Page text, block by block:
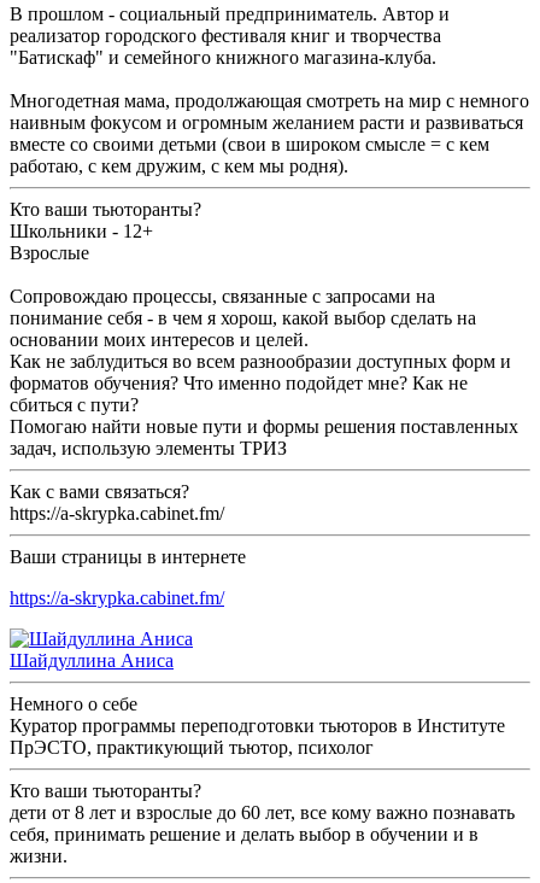
В прошлом - социальный предприниматель. Автор и
реализатор городского фестиваля книг и творчества
"Батискаф" и семейного книжного магазина-клуба.
Многодетная мама, продолжающая смотреть на мир с немного
наивным фокусом и огромным желанием расти и развиваться
вместе со своими детьми (свои в широком смысле = с кем
работаю, с кем дружим, с кем мы родня).
Кто ваши тьюторанты?
Школьники - 12+
Взрослые
Сопровождаю процессы, связанные с запросами на
понимание себя - в чем я хорош, какой выбор сделать на
основании моих интересов и целей.
Как не заблудиться во всем разнообразии доступных форм и
форматов обучения? Что именно подойдет мне? Как не
сбиться с пути?
Помогаю найти новые пути и формы решения поставленных
задач, использую элементы ТРИЗ
Как с вами связаться?
https://a-skrypka.cabinet.fm/
Ваши страницы в интернете
https://a-skrypka.cabinet.fm/
Шайдуллина Аниса
Немного о себе
Куратор программы переподготовки тьюторов в Институте
ПрЭСТО, практикующий тьютор, психолог
Кто ваши тьюторанты?
дети от 8 лет и взрослые до 60 лет, все кому важно познавать
себя, принимать решение и делать выбор в обучении и в
жизни.